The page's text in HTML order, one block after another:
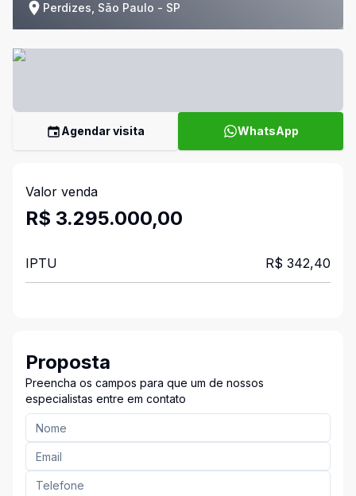
Perdizes, São Paulo - SP
Agendar visita WhatsApp
Valor venda
R$ 3.295.000,00
IPTU R$ 342,40
Proposta
Preencha os campos para que um de nossos
especialistas entre em contato